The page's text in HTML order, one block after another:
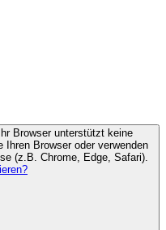
Ihr Browser unterstützt keine
Browser oder verwenden
(z.B. Chrome, Edge, Safari).